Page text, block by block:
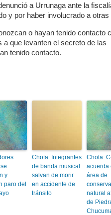
a Urrunaga ante la
y por haber involucrado a
o hayan tenido contacto
que levanten el secreto de las
tenido contacto.
y
paro del
Chota: Integrantes
de banda musical
salvan de morir
en accidente de
tránsito
Chota:
acuerda
área de
natural
de